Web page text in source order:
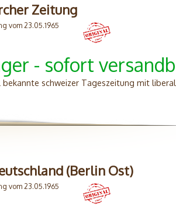
Zeitung
vom 23.05.1965
- sofort
bekannte schweizer Tageszeitung mit
(Berlin Ost)
vom 23.05.1965